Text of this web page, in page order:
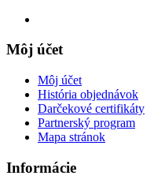
Môj účet
Môj účet
História objednávok
Darčekové certifikáty
Partnerský program
Mapa stránok
Informácie